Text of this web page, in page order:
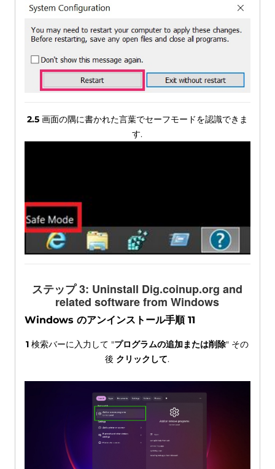
2.5画面の隅に書かれた言葉でセーフモードを認識できま
す.
ステップ 3: Uninstall Dig.coinup.org and
related software from Windows
Windows のアンインストール手順 11
1 検索バーに入力して "プログラムの追加または削除" その
後 クリックして.